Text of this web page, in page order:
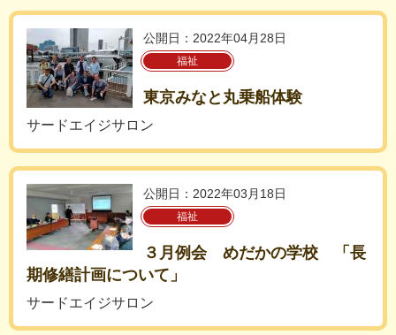
公開日：2022年04月28日
福祉
東京みなと丸乗船体験
サードエイジサロン
公開日：2022年03月18日
福祉
３月例会 めだかの学校 「長
期修繕計画について」
サードエイジサロン